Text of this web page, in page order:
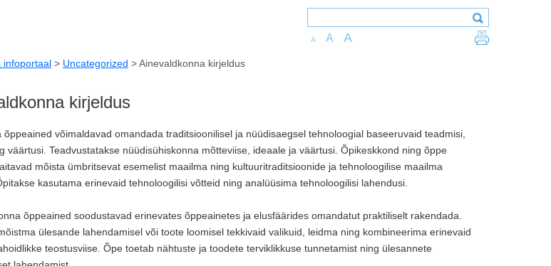
A A A
infoportaal > Uncategorized >Ainevaldkonna kirjeldus
kirjeldus
õppeained võimaldavad omandada traditsioonilisel ja nüüdisaegsel tehnoloogial baseeruvaid teadmisi,
väärtusi. Teadvustatakse nüüdisühiskonna mõtteviise, ideaale ja väärtusi. Õpikeskkond ning õppe
mõista ümbritsevat esemelist maailma ning kultuuritraditsioonide ja tehnoloogilise maailma
kasutama erinevaid tehnoloogilisi võtteid ning analüüsima tehnoloogilisi lahendusi.
õppeained soodustavad erinevates õppeainetes ja elusfäärides omandatut praktiliselt rakendada.
ülesande lahendamisel või toote loomisel tekkivaid valikuid, leidma ning kombineerima erinevaid
teostusviise. Õpe toetab nähtuste ja toodete terviklikkuse tunnetamist ning ülesannete